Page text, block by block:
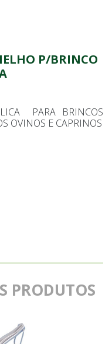
P/BRINCO
PARA BRINCOS
OVINOS E CAPRINOS
PRODUTOS